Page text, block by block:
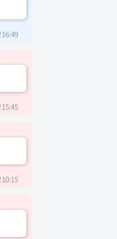
16:49
15:45
10:15